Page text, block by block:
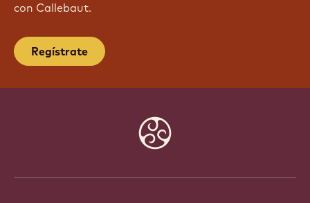
con Callebaut.
Regístrate